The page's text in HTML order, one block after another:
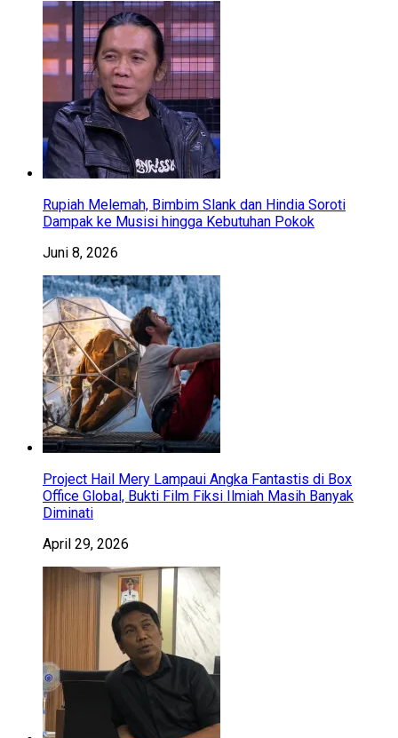
Rupiah Melemah, Bimbim Slank dan Hindia Soroti
Dampak ke Musisi hingga Kebutuhan Pokok
Juni 8, 2026
Project Hail Mery Lampaui Angka Fantastis di Box
Office Global, Bukti Film Fiksi Ilmiah Masih Banyak
Diminati
April 29, 2026